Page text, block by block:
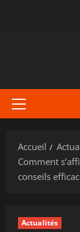
Menu
Accueil
Comment
conseils
Actualités